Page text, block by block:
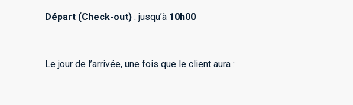
Départ (Check-out) : jusqu’à 10h00
Le jour de l’arrivée, une fois que le client aura :